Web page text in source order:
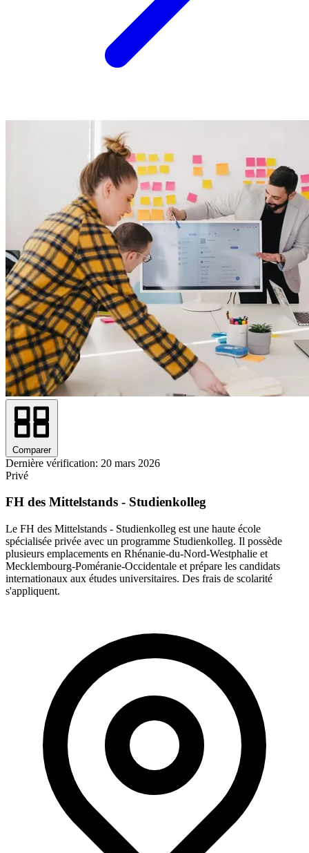
Comparer
Dernière vérification: 20 mars 2026
Privé
FH des Mittelstands - Studienkolleg
Le FH des Mittelstands - Studienkolleg est une haute école
spécialisée privée avec un programme Studienkolleg. Il possède
plusieurs emplacements en Rhénanie-du-Nord-Westphalie et
Mecklembourg-Poméranie-Occidentale et prépare les candidats
internationaux aux études universitaires. Des frais de scolarité
s'appliquent.